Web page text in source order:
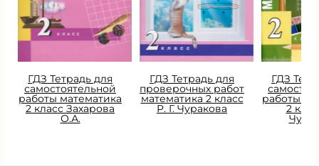
ГДЗ Тетрадь для
самостоятельной
работы математика
2 класс Захарова
О.А.
ГДЗ Тетрадь для
проверочных работ
математика 2 класс
Р. Г. Чуракова
ГДЗ
работы
2